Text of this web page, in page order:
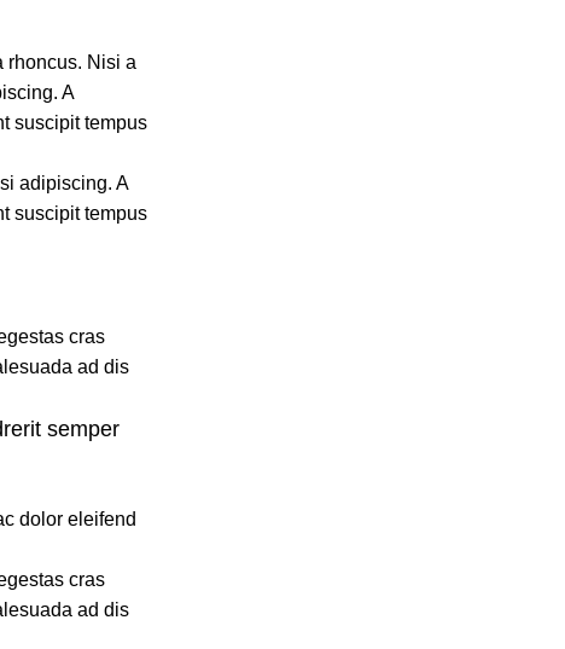
rhoncus. Nisi a
A
suscipit tempus
adipiscing. A
suscipit tempus
cras
ad dis
semper
dolor eleifend
cras
ad dis